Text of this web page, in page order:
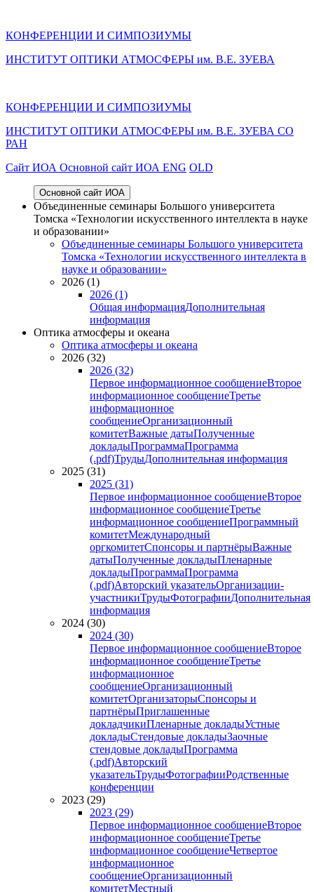
КОНФЕРЕНЦИИ И СИМПОЗИУМЫ
ИНСТИТУТ ОПТИКИ АТМОСФЕРЫ им. В.Е. ЗУЕВА
КОНФЕРЕНЦИИ И СИМПОЗИУМЫ
ИНСТИТУТ ОПТИКИ АТМОСФЕРЫ им. В.Е. ЗУЕВА СО
РАН
Cайт ИОА Основной сайт ИОА ENG OLD
Основной сайт ИОА
Объединенные семинары Большого университета
Томска «Технологии искусственного интеллекта в науке
и образовании»
Объединенные семинары Большого университета
Томска «Технологии искусственного интеллекта в
науке и образовании»
2026 (1)
2026 (1)
Общая информацияДополнительная
информация
Оптика атмосферы и океана
Оптика атмосферы и океана
2026 (32)
2026 (32)
Первое информационное сообщениеВторое
информационное сообщениеТретье
информационное
сообщениеОрганизационный
комитетВажные датыПолученные
докладыПрограммаПрограмма
(.pdf)ТрудыДополнительная информация
2025 (31)
2025 (31)
Первое информационное сообщениеВторое
информационное сообщениеТретье
информационное сообщениеПрограммный
комитетМеждународный
оргкомитетСпонсоры и партнёрыВажные
датыПолученные докладыПленарные
докладыПрограммаПрограмма
(.pdf)Авторский указательОрганизации-
участникиТрудыФотографииДополнительная
информация
2024 (30)
2024 (30)
Первое информационное сообщениеВторое
информационное сообщениеТретье
информационное
сообщениеОрганизационный
комитетОрганизаторыСпонсоры и
партнёрыПриглашенные
докладчикиПленарные докладыУстные
докладыСтендовые докладыЗаочные
стендовые докладыПрограмма
(.pdf)Авторский
указательТрудыФотографииРодственные
конференции
2023 (29)
2023 (29)
Первое информационное сообщениеВторое
информационное сообщениеТретье
информационное сообщениеЧетвертое
информационное
сообщениеОрганизационный
комитетМестный